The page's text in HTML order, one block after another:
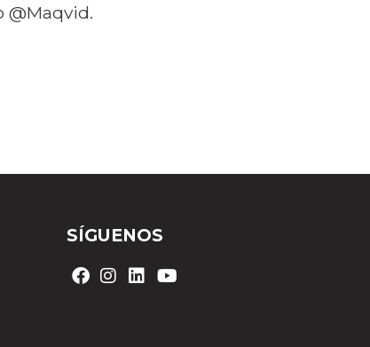
@Maqvid.
SÍGUENOS